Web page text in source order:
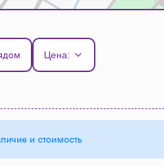
Цена:
и стоимость